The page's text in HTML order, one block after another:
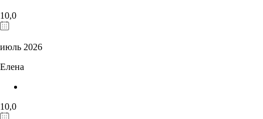
10,0
июль 2026
Елена
10,0